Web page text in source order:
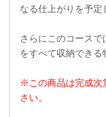
なる仕上がりを予定
さらにこのコース
をすべて収納でき
※この商品は完成次
さい。